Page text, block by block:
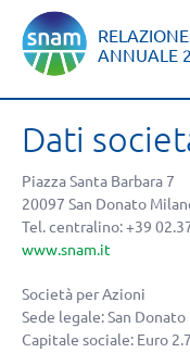
ANNUALE
Dati
Piazza Santa Barbara 7
20097 San Donato
Tel. centralino: +39
www.snam.it
Società per Azioni
Sede legale: San
Capitale sociale: Euro